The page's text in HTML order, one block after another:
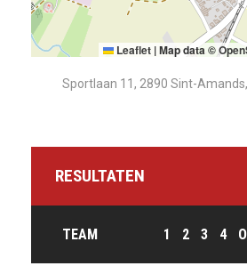
Leaflet |Map data ©
Sportlaan 11, 2890 Sint-
RESULTATEN
TEAM 1 2 3 4